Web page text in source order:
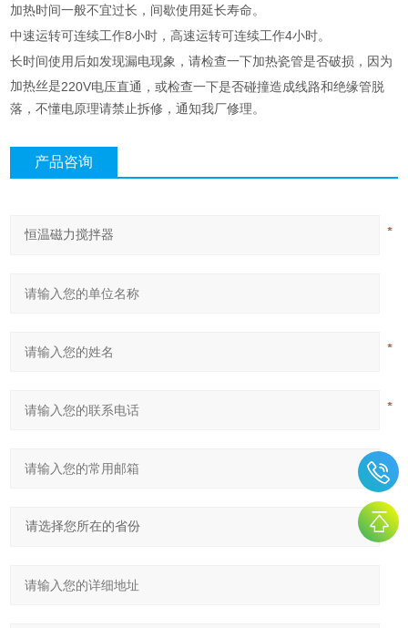
加热时间一般不宜过长，间歇使用延长寿命。
中速运转可连续工作8小时，高速运转可连续工作4小时。
长时间使用后如发现漏电现象，请检查一下加热瓷管是否破损，因为
加热丝是220V电压直通，或检查一下是否碰撞造成线路和绝缘管脱
落，不懂电原理请禁止拆修，通知我厂修理。
产品咨询